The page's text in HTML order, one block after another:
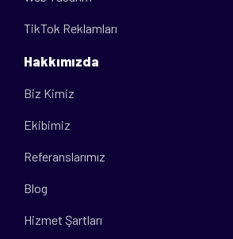
TikTok Reklamları
Hakkımızda
Biz Kimiz
Ekibimiz
Referanslarımız
Blog
Hizmet Şartları